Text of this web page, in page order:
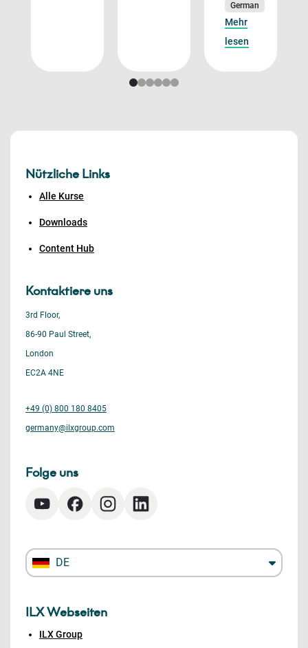
German
Mehr
lesen
Nützliche Links
Alle Kurse
Downloads
Content Hub
Kontaktiere uns
3rd Floor,
86-90 Paul Street,
London
EC2A 4NE
+49 (0) 800 180 8405
germany@ilxgroup.com
Folge uns
DE
ILX Webseiten
ILX Group